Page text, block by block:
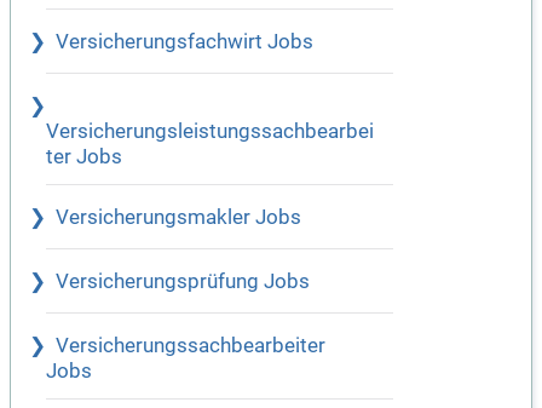
Versicherungsfachwirt Jobs
Versicherungsleistungssachbearbei
ter Jobs
Versicherungsmakler Jobs
Versicherungsprüfung Jobs
Versicherungssachbearbeiter
Jobs